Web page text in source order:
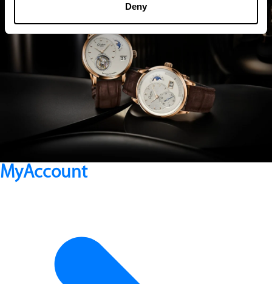
Deny
MyAccount